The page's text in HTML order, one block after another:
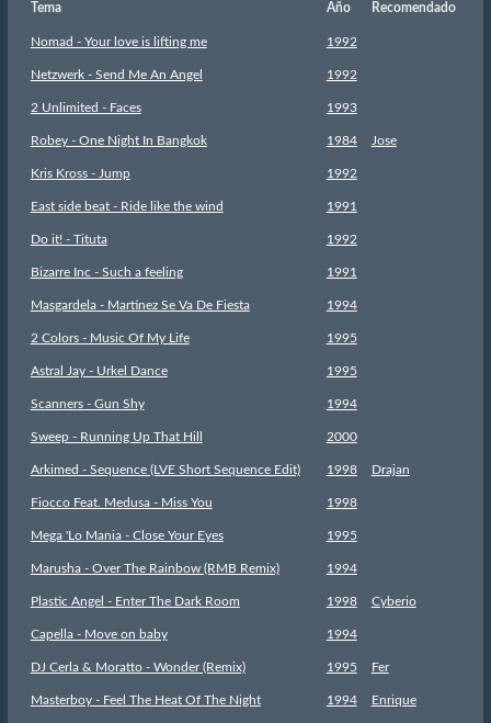
Tema Año Recomendado
Nomad - Your love is lifting me 1992
Netzwerk - Send Me An Angel 1992
2 Unlimited - Faces 1993
Robey - One Night In Bangkok 1984 Jose
Kris Kross - Jump 1992
East side beat - Ride like the wind 1991
Do it! - Tituta 1992
Bizarre Inc - Such a feeling 1991
Masgardela - Martinez Se Va De Fiesta 1994
2 Colors - Music Of My Life 1995
Astral Jay - Urkel Dance 1995
Scanners - Gun Shy 1994
Sweep - Running Up That Hill 2000
Arkimed - Sequence (LVE Short Sequence Edit) 1998 Drajan
Fiocco Feat. Medusa - Miss You 1998
Mega 'Lo Mania - Close Your Eyes 1995
Marusha - Over The Rainbow (RMB Remix) 1994
Plastic Angel - Enter The Dark Room 1998 Cyberio
Capella - Move on baby 1994
DJ Cerla & Moratto - Wonder (Remix) 1995 Fer
Masterboy - Feel The Heat Of The Night 1994 Enrique